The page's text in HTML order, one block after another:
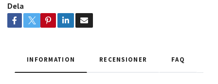
Dela
INFORMATION RECENSIONER FAQ